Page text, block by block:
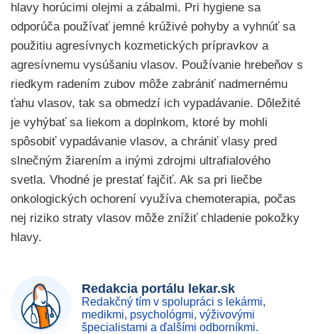
hlavy horúcimi olejmi a zábalmi. Pri hygiene sa
odporúča používať jemné krúživé pohyby a vyhnúť sa
použitiu agresívnych kozmetických prípravkov a
agresívnemu vysúšaniu vlasov. Používanie hrebeňov s
riedkym radením zubov môže zabrániť nadmernému
ťahu vlasov, tak sa obmedzí ich vypadávanie. Dôležité
je vyhýbať sa liekom a doplnkom, ktoré by mohli
spôsobiť vypadávanie vlasov, a chrániť vlasy pred
slnečným žiarením a inými zdrojmi ultrafialového
svetla. Vhodné je prestať fajčiť. Ak sa pri liečbe
onkologických ochorení využíva chemoterapia, počas
nej riziko straty vlasov môže znížiť chladenie pokožky
hlavy.
Redakcia portálu lekar.sk
Redakčný tím v spolupráci s lekármi,
medikmi, psychológmi, výživovými
špecialistami a ďalšími odborníkmi.